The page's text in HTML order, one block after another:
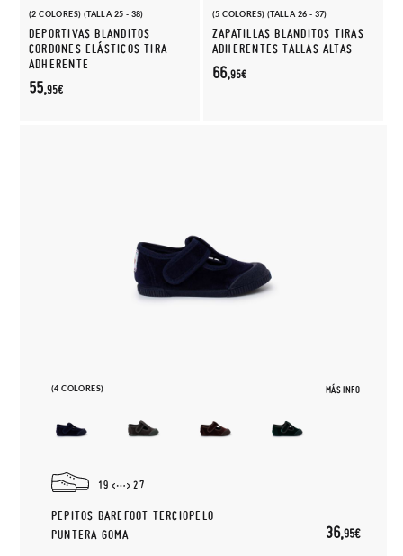
(2 COLORES) (TALLA 25 - 38)
DEPORTIVAS BLANDITOS
CORDONES ELÁSTICOS TIRA
ADHERENTE
55,95€
(5 COLORES) (TALLA 26 - 37)
ZAPATILLAS BLANDITOS TIRAS
ADHERENTES TALLAS ALTAS
66,95€
(4 COLORES) MÁS INFO
19 27
PEPITOS BAREFOOT TERCIOPELO
PUNTERA GOMA
36,95€